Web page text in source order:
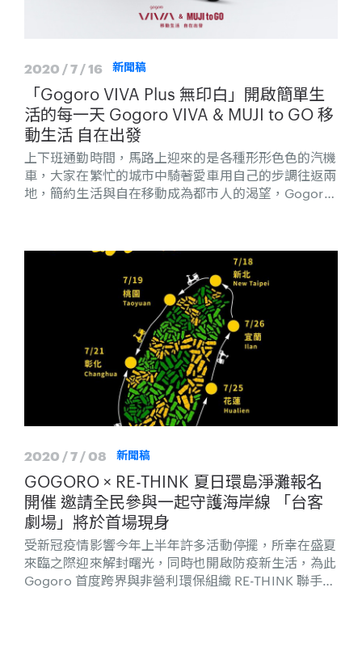
2020 / 7 / 16 新聞稿
「Gogoro VIVA Plus 無印白」開啟簡單生
活的每一天 Gogoro VIVA & MUJI to GO 移
動生活 自在出發
上下班通勤時間，馬路上迎來的是各種形形色色的汽機
車，大家在繁忙的城市中騎著愛車用自己的步調往返兩
地，簡約生活與自在移動成為都市人的渴望，Gogoro
舒適，讓車主專注於移動的本質，用日常生活的輕鬆心
情享受騎乘樂趣。
2020 / 7 / 08 新聞稿
GOGORO × RE-THINK 夏日環島淨灘報名
開催 邀請全民參與一起守護海岸線 「台客
劇場」將於首場現身
受新冠疫情影響今年上半年許多活動停擺，所幸在盛夏
來臨之際迎來解封曙光，同時也開啟防疫新生活，為此
Gogoro 首度跨界與非營利環保組織 RE-THINK 聯手，